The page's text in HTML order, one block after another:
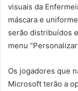
visuais da
máscara e
serão distribuídos
menu
Os jogadores que
Microsoft terão a